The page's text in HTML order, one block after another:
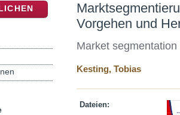
Vorgehen und
Market
Kesting, Tobias
Dateien: